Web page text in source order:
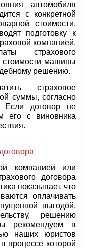
автомобиля
с конкретной
стоимости.
подготовку к
компанией.
страхового
стоимости машины
решению.
страховое
суммы, согласно
договор не
его с виновника
компанией или
договора
показывает, что
оплачивать
выгодой,
решению
рекомендуем в
наших юристов
процессе которой